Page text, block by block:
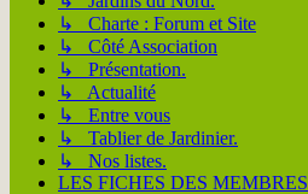
↳ Charte : Forum et Site
↳ Côté Association
↳ Présentation.
↳ Actualité
↳ Entre vous
↳ Tablier de Jardinier.
↳ Nos listes.
LES FICHES DES MEMBRES